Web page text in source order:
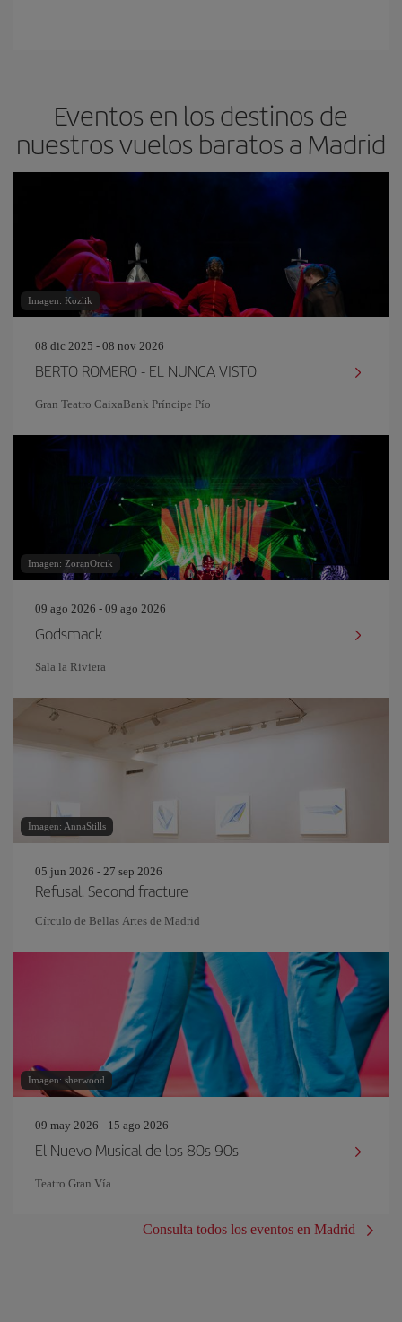
Eventos en los destinos de
nuestros vuelos baratos a Madrid
Imagen: Kozlik
08 dic 2025 - 08 nov 2026
BERTO ROMERO - EL NUNCA VISTO
Gran Teatro CaixaBank Príncipe Pío
Imagen: ZoranOrcik
09 ago 2026 - 09 ago 2026
Godsmack
Sala la Riviera
Imagen: AnnaStills
05 jun 2026 - 27 sep 2026
Refusal. Second fracture
Círculo de Bellas Artes de Madrid
Imagen: sherwood
09 may 2026 - 15 ago 2026
El Nuevo Musical de los 80s 90s
Teatro Gran Vía
Consulta todos los eventos en Madrid